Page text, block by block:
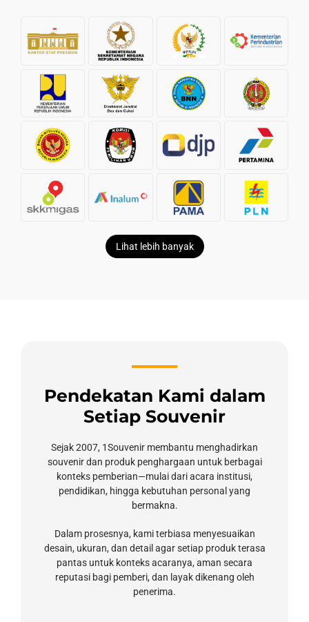
Lihat lebih banyak
Pendekatan Kami dalam
Setiap Souvenir
Sejak 2007, 1Souvenir membantu menghadirkan
souvenir dan produk penghargaan untuk berbagai
konteks pemberian—mulai dari acara institusi,
pendidikan, hingga kebutuhan personal yang
bermakna.
Dalam prosesnya, kami terbiasa menyesuaikan
desain, ukuran, dan detail agar setiap produk terasa
pantas untuk konteks acaranya, aman secara
reputasi bagi pemberi, dan layak dikenang oleh
penerima.